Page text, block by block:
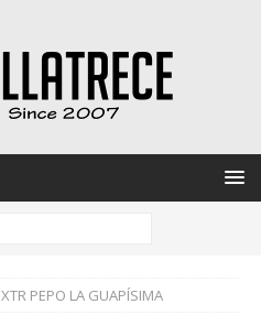
XTR PEPO LA GUAPÍSIMA